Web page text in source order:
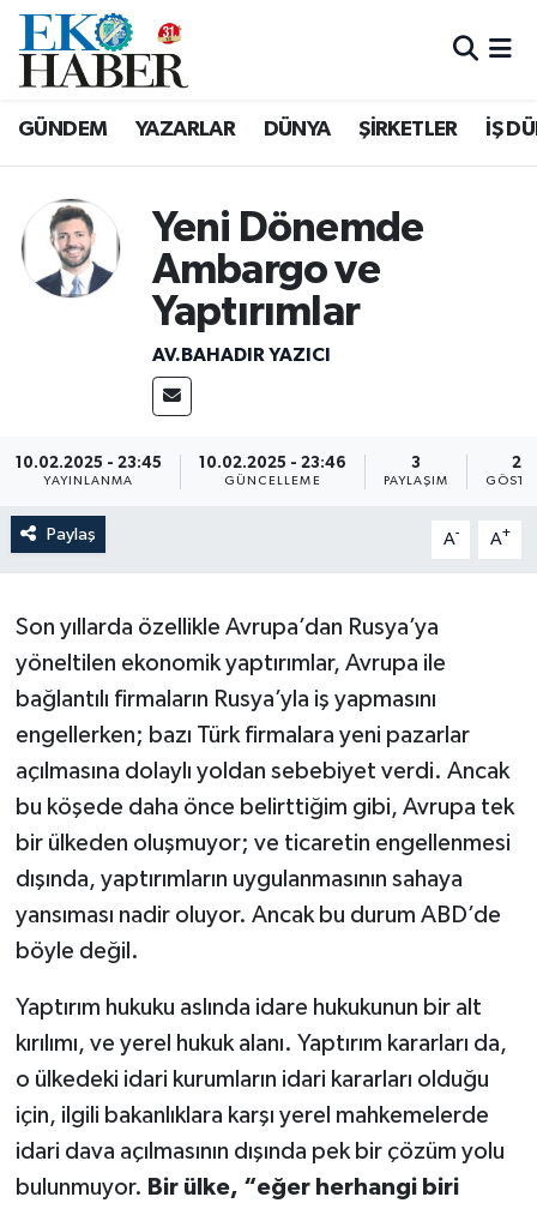
GÜNDEM YAZARLAR DÜNYA ŞİRKETLER İŞ
Yeni Dönemde
Ambargo ve
Yaptırımlar
AV.BAHADIR YAZICI
10.02.2025 - 23:45
YAYINLANMA
10.02.2025 - 23:46
GÜNCELLEME
3
PAYLAŞIM
26
Paylaş A- A+
Son yıllarda özellikle Avrupa’dan Rusya’ya
yöneltilen ekonomik yaptırımlar, Avrupa ile
bağlantılı firmaların Rusya’yla iş yapmasını
engellerken; bazı Türk firmalara yeni pazarlar
açılmasına dolaylı yoldan sebebiyet verdi. Ancak
bu köşede daha önce belirttiğim gibi, Avrupa tek
bir ülkeden oluşmuyor; ve ticaretin engellenmesi
dışında, yaptırımların uygulanmasının sahaya
yansıması nadir oluyor. Ancak bu durum ABD’de
böyle değil.
Yaptırım hukuku aslında idare hukukunun bir alt
kırılımı, ve yerel hukuk alanı. Yaptırım kararları da,
o ülkedeki idari kurumların idari kararları olduğu
için, ilgili bakanlıklara karşı yerel mahkemelerde
idari dava açılmasının dışında pek bir çözüm yolu
bulunmuyor. Bir ülke, “eğer herhangi biri
Hava Durumu
Süper Lig Puan Durumu ve Fikstür
Tüm Manşetler
Son Dakika Haberleri
Haber Arşivi